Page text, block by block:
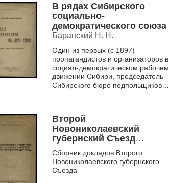
В рядах Сибирского
социально-
демократического союза
Баранский Н. Н.
Один из первых (с 1897)
пропагандистов и организаторов в
социал-демократическом рабочем
движении Сибири, председатель
Сибирского бюро подпольщиков
Второй
Новониколаевский
губернский Съезд
Советов Рабочих,
Крестьянских и
Красноармейских
депутатов, 21 - 25
Сборник докладов Второго
Новониколаевского губернского
Съезда